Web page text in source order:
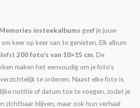
insteekalbums geef je jouw
keer op keer van te genieten. Elk album
200 foto’s van 10×15 cm. De
maken het eenvoudig om je foto’s
te ordenen. Naast elke foto is
notitie of datum toe te voegen, zodat je
zichtbaar blijven, maar ook hun verhaal